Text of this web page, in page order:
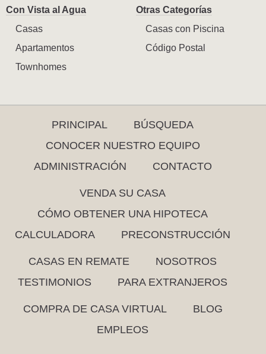
Con Vista al Agua
Casas
Apartamentos
Townhomes
Otras Categorías
Casas con Piscina
Código Postal
PRINCIPAL
BÚSQUEDA
CONOCER NUESTRO EQUIPO
ADMINISTRACIÓN
CONTACTO
VENDA SU CASA
CÓMO OBTENER UNA HIPOTECA
CALCULADORA
PRECONSTRUCCIÓN
CASAS EN REMATE
NOSOTROS
TESTIMONIOS
PARA EXTRANJEROS
COMPRA DE CASA VIRTUAL
BLOG
EMPLEOS